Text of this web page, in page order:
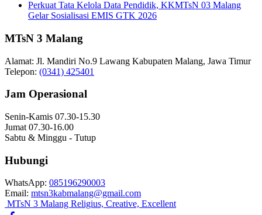
Perkuat Tata Kelola Data Pendidik, KKMTsN 03 Malang
Gelar Sosialisasi EMIS GTK 2026
MTsN 3 Malang
Alamat: Jl. Mandiri No.9 Lawang Kabupaten Malang, Jawa Timur
Telepon: (0341) 425401
Jam Operasional
Senin-Kamis 07.30-15.30
Jumat 07.30-16.00
Sabtu & Minggu - Tutup
Hubungi
WhatsApp: 085196290003
Email: mtsn3kabmalang@gmail.com
MTsN 3 Malang Religius, Creative, Excellent